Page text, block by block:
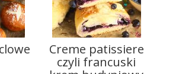
Creme patissiere
czyli francuski